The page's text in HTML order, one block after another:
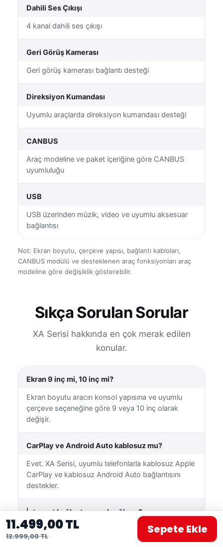
11.499,00 TL
12.999,00 TL
Sepete Ekle
Dahili Ses Çıkışı
4 kanal dahili ses çıkışı
Geri Görüş Kamerası
Geri görüş kamerası bağlantı desteği
Direksiyon Kumandası
Uyumlu araçlarda direksiyon kumandası desteği
CANBUS
Araç modeline ve paket içeriğine göre CANBUS
uyumluluğu
USB
USB üzerinden müzik, video ve uyumlu aksesuar
bağlantısı
Not: Ekran boyutu, çerçeve yapısı, bağlantı kabloları,
CANBUS modülü ve desteklenen araç fonksiyonları araç
modeline göre değişiklik gösterebilir.
Sıkça Sorulan Sorular
XA Serisi hakkında en çok merak edilen
konular.
Ekran 9 inç mi, 10 inç mi?
Ekran boyutu aracın konsol yapısına ve uyumlu
çerçeve seçeneğine göre 9 veya 10 inç olarak
değişir.
CarPlay ve Android Auto kablosuz mu?
Evet. XA Serisi, uyumlu telefonlarla kablosuz Apple
CarPlay ve kablosuz Android Auto bağlantısını
destekler.
İnternet bağlantısı nasıl sağlanır?
Cihaz Wi-Fi üzerinden uygun bir kablosuz ağa
veya telefonunuzun mobil erişim noktasına